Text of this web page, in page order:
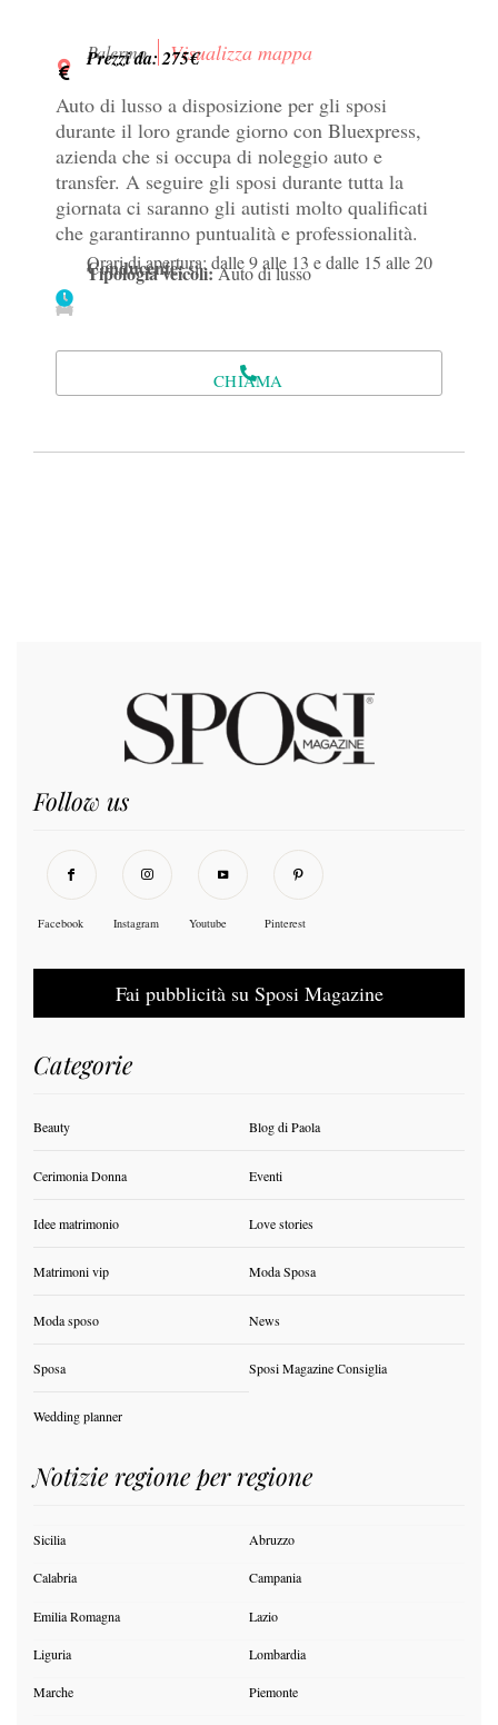
Palermo Visualizza mappa
Prezzi da: 275€
Auto di lusso a disposizione per gli sposi
durante il loro grande giorno con Bluexpress,
azienda che si occupa di noleggio auto e
transfer. A seguire gli sposi durante tutta la
giornata ci saranno gli autisti molto qualificati
che garantiranno puntualità e professionalità.
Conducente:si
Tipologia veicoli:Auto di lusso
Orari di apertura: dalle 9 alle 13 e dalle 15 alle 20
CHIAMA
Follow us
Facebook Instagram Youtube Pinterest
Fai pubblicità su Sposi Magazine
Categorie
Beauty Blog di Paola
Cerimonia Donna Eventi
Idee matrimonio Love stories
Matrimoni vip Moda Sposa
Moda sposo News
Sposa Sposi Magazine Consiglia
Wedding planner
Notizie regione per regione
Sicilia Abruzzo
Calabria Campania
Emilia Romagna Lazio
Liguria Lombardia
Marche Piemonte